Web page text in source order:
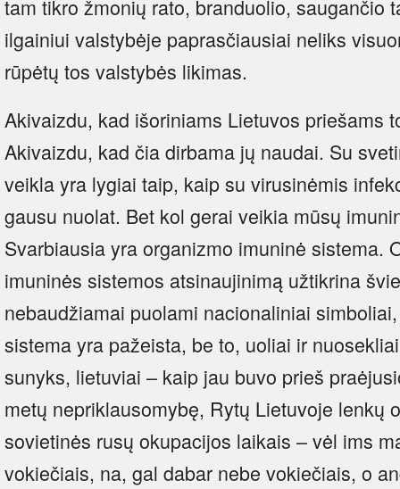
tam tikro žmonių rato, branduolio, saugančio
ilgainiui valstybėje paprasčiausiai neliks
rūpėtų tos valstybės likimas.
Akivaizdu, kad išoriniams Lietuvos priešams
Akivaizdu, kad čia dirbama jų naudai. Su
veikla yra lygiai taip, kaip su virusinėmis
gausu nuolat. Bet kol gerai veikia mūsų
Svarbiausia yra organizmo imuninė sistema.
imuninės sistemos atsinaujinimą užtikrina
nebaudžiamai puolami nacionaliniai
sistema yra pažeista, be to, uoliai ir
sunyks, lietuviai – kaip jau buvo prieš
metų nepriklausomybę, Rytų Lietuvoje lenkų
sovietinės rusų okupacijos laikais – vėl ims
vokiečiais, na, gal dabar nebe vokiečiais, o